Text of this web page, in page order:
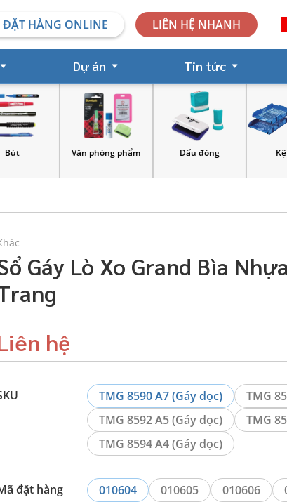
ĐẶT HÀNG ONLINE LIÊN HỆ NHANH
Dự án Tin tức
Văn phòng phẩm Dấu đóng
Gáy Lò Xo Grand Bìa
hệ
TMG 8590 A7 (Gáy dọc)
TMG
TMG 8592 A5 (Gáy dọc)
TMG
TMG 8594 A4 (Gáy dọc)
đặt hàng 010604 010605 010606